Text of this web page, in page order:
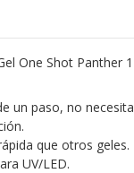
One Shot Panther
un paso, no
que otros geles.
UV/LED.